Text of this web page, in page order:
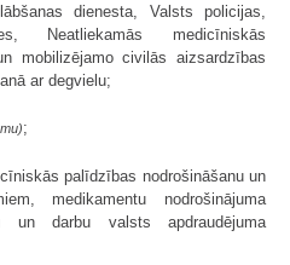
dienesta, Valsts policijas,
Neatliekamās medicīniskās
mobilizējamo civilās aizsardzības
ar degvielu;
;
palīdzības nodrošināšanu un
medikamentu nodrošinājuma
un darbu valsts apdraudējuma